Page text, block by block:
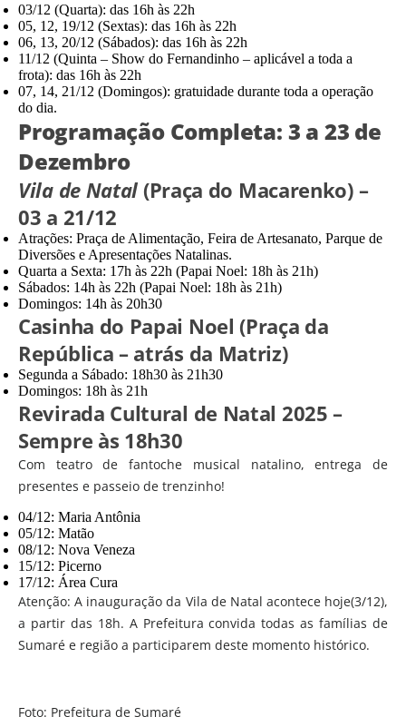
03/12 (Quarta): das 16h às 22h
05, 12, 19/12 (Sextas): das 16h às 22h
06, 13, 20/12 (Sábados): das 16h às 22h
11/12 (Quinta – Show do Fernandinho – aplicável a toda a
frota): das 16h às 22h
07, 14, 21/12 (Domingos): gratuidade durante toda a operação
do dia.
Programação Completa: 3 a 23 de
Dezembro
Vila de Natal (Praça do Macarenko) –
03 a 21/12
Atrações: Praça de Alimentação, Feira de Artesanato, Parque de
Diversões e Apresentações Natalinas.
Quarta a Sexta: 17h às 22h (Papai Noel: 18h às 21h)
Sábados: 14h às 22h (Papai Noel: 18h às 21h)
Domingos: 14h às 20h30
Casinha do Papai Noel (Praça da
República – atrás da Matriz)
Segunda a Sábado: 18h30 às 21h30
Domingos: 18h às 21h
Revirada Cultural de Natal 2025 –
Sempre às 18h30
Com teatro de fantoche musical natalino, entrega de
presentes e passeio de trenzinho!
04/12: Maria Antônia
05/12: Matão
08/12: Nova Veneza
15/12: Picerno
17/12: Área Cura
Atenção: A inauguração da Vila de Natal acontece hoje(3/12),
a partir das 18h. A Prefeitura convida todas as famílias de
Sumaré e região a participarem deste momento histórico.
Foto: Prefeitura de Sumaré